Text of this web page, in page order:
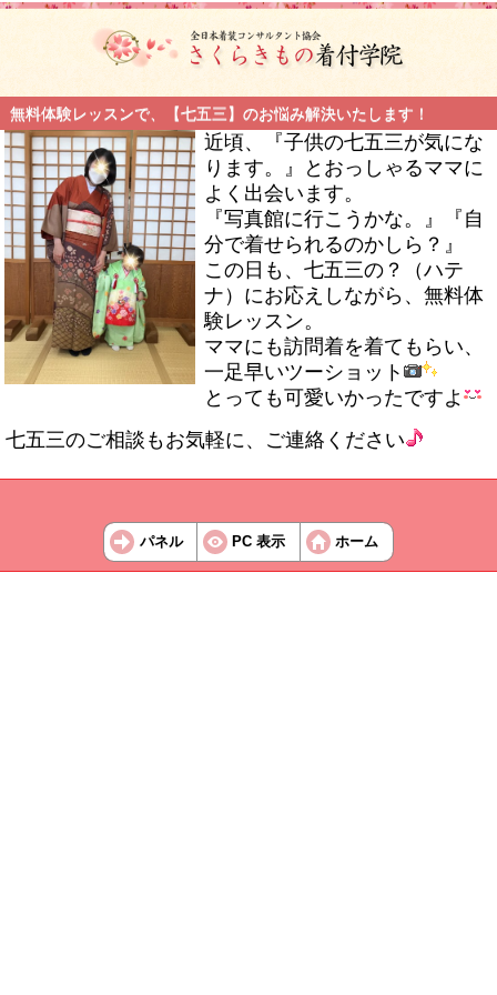
無料体験レッスンで、【七五三】のお悩み解決いたします！
近頃、『子供の七五三が気にな
ります。』とおっしゃるママに
よく出会います。
『写真館に行こうかな。』『自
分で着せられるのかしら？』
この日も、七五三の？（ハテ
ナ）にお応えしながら、無料体
験レッスン。
ママにも訪問着を着てもらい、
一足早いツーショット
とっても可愛いかったですよ
七五三のご相談もお気軽に、ご連絡ください
パネル PC 表示 ホーム